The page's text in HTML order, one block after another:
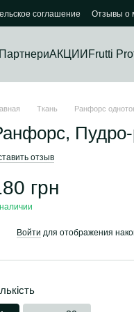
соглашение Отзывы о
ПартнериАКЦИИ Frutti
Ткань Ранфорс
отзыв
грн
Войти для отображения